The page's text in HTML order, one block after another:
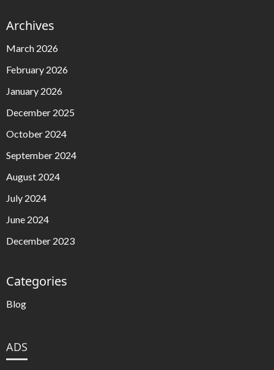
Archives
March 2026
February 2026
January 2026
December 2025
October 2024
September 2024
August 2024
July 2024
June 2024
December 2023
Categories
Blog
ADS